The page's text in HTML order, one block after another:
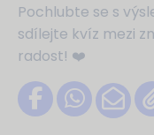
Pochlubte se s
sdílejte kvíz mezi
radost! ❤️